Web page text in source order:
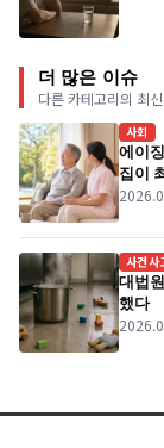
더 많은 이슈
다른 카테고리의 최
사회
에이
집이
사건사
대법
했다